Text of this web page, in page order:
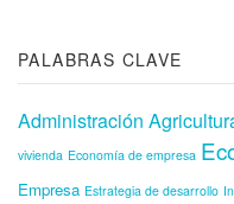
PALABRAS CLAVE
Administración
vivienda Economía de empresa
Empresa Estrategia de desarrollo